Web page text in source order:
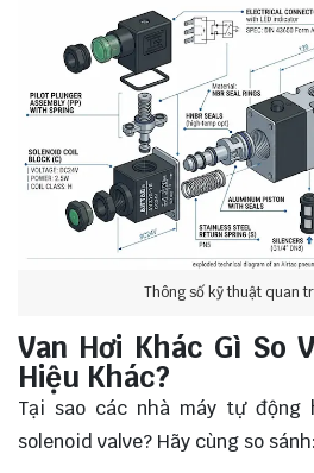
Thông số kỹ thuật quan
Van Hơi Khác Gì So
Hiệu Khác?
Tại sao các nhà máy tự
solenoid valve? Hãy cùng so sánh: